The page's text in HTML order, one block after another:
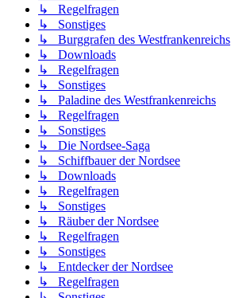
↳ Regelfragen
↳ Sonstiges
↳ Burggrafen des Westfrankenreichs
↳ Downloads
↳ Regelfragen
↳ Sonstiges
↳ Paladine des Westfrankenreichs
↳ Regelfragen
↳ Sonstiges
↳ Die Nordsee-Saga
↳ Schiffbauer der Nordsee
↳ Downloads
↳ Regelfragen
↳ Sonstiges
↳ Räuber der Nordsee
↳ Regelfragen
↳ Sonstiges
↳ Entdecker der Nordsee
↳ Regelfragen